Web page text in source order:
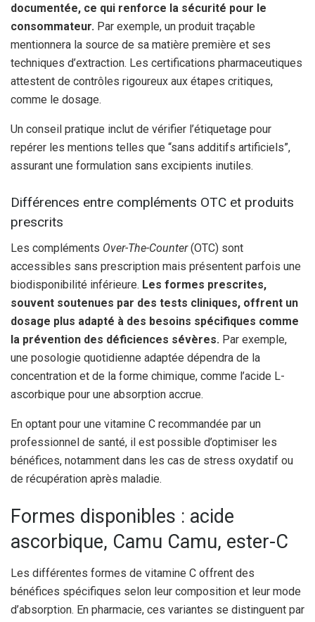
documentée, ce qui renforce la sécurité pour le
consommateur. Par exemple, un produit traçable
mentionnera la source de sa matière première et ses
techniques d’extraction. Les certifications pharmaceutiques
attestent de contrôles rigoureux aux étapes critiques,
comme le dosage.
Un conseil pratique inclut de vérifier l’étiquetage pour
repérer les mentions telles que “sans additifs artificiels”,
assurant une formulation sans excipients inutiles.
Différences entre compléments OTC et produits
prescrits
Les compléments Over-The-Counter(OTC) sont
accessibles sans prescription mais présentent parfois une
biodisponibilité inférieure. Les formes prescrites,
souvent soutenues par des tests cliniques, offrent un
dosage plus adapté à des besoins spécifiques comme
la prévention des déficiences sévères. Par exemple,
une posologie quotidienne adaptée dépendra de la
concentration et de la forme chimique, comme l’acide L-
ascorbique pour une absorption accrue.
En optant pour une vitamine C recommandée par un
professionnel de santé, il est possible d’optimiser les
bénéfices, notamment dans les cas de stress oxydatif ou
de récupération après maladie.
Formes disponibles : acide
ascorbique, Camu Camu, ester-C
Les différentes formes de vitamine C offrent des
bénéfices spécifiques selon leur composition et leur mode
d’absorption. En pharmacie, ces variantes se distinguent par